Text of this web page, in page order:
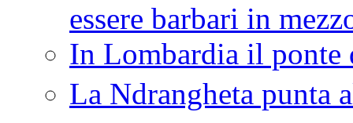
essere barbari in
In Lombardia il ponte
La Ndrangheta